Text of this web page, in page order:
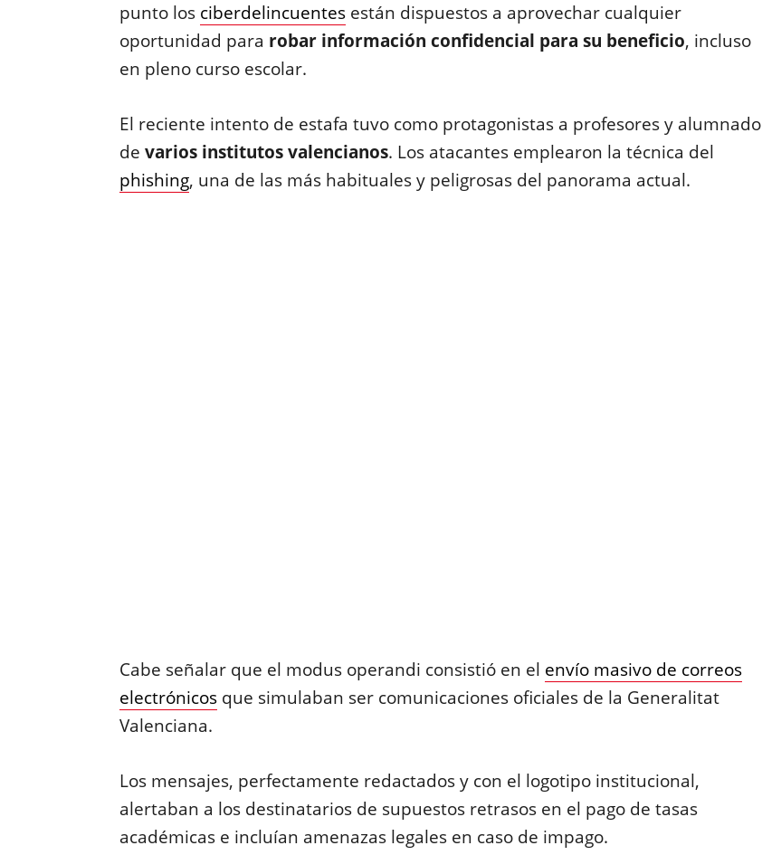
punto los ciberdelincuentesestán dispuestos a aprovechar cualquier
oportunidad para robar información confidencial para su beneficio, incluso
en pleno curso escolar.
El reciente intento de estafa tuvo como protagonistas a profesores y alumnado
de varios institutos valencianos. Los atacantes emplearon la técnica del
phishing, una de las más habituales y peligrosas del panorama actual.
Cabe señalar que el modus operandi consistió en el envío masivo de correos
electrónicosque simulaban ser comunicaciones oficiales de la Generalitat
Valenciana.
Los mensajes, perfectamente redactados y con el logotipo institucional,
alertaban a los destinatarios de supuestos retrasos en el pago de tasas
académicas e incluían amenazas legales en caso de impago.